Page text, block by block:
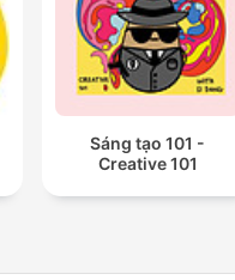
Sáng tạo 101 -
Creative 101